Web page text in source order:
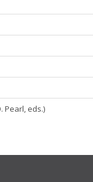
Pearl, eds.)